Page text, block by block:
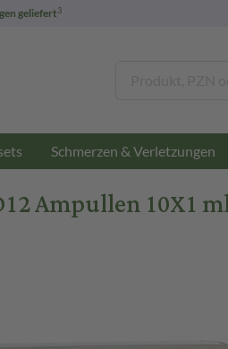
geliefert3
Schmerzen & Verletzungen
Ampullen 10X1